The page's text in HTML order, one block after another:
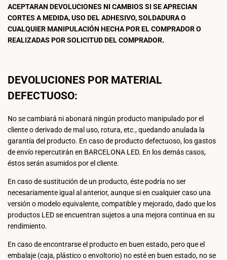
ACEPTARAN DEVOLUCIONES NI CAMBIOS SI SE APRECIAN
CORTES A MEDIDA, USO DEL ADHESIVO, SOLDADURA O
CUALQUIER MANIPULACIÓN HECHA POR EL COMPRADOR O
REALIZADAS POR SOLICITUD DEL COMPRADOR.
DEVOLUCIONES POR MATERIAL
DEFECTUOSO:
No se cambiará ni abonará ningún producto manipulado por el
cliente o derivado de mal uso, rotura, etc., quedando anulada la
garantía del producto. En caso de producto defectuoso, los gastos
de envío repercutirán en BARCELONA LED. En los demás casos,
éstos serán asumidos por el cliente.
En caso de sustitución de un producto, éste podría no ser
necesariamente igual al anterior, aunque si en cualquier caso una
versión o modelo equivalente, compatible y mejorado, dado que los
productos LED se encuentran sujetos a una mejora continua en su
rendimiento.
En caso de encontrarse el producto en buen estado, pero que el
embalaje (caja, plástico o envoltorio) no esté en buen estado, no se